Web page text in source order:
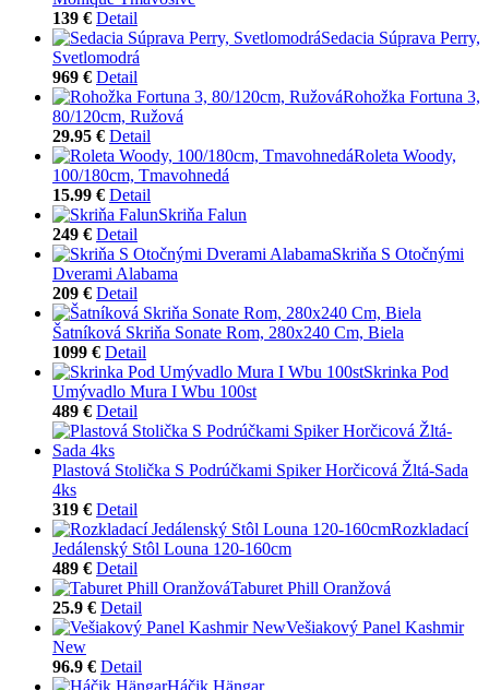
139 € Detail
Sedacia Súprava Perry,
Svetlomodrá
969 € Detail
Rohožka Fortuna 3,
80/120cm, Ružová
29.95 € Detail
Roleta Woody,
100/180cm, Tmavohnedá
15.99 € Detail
Skriňa Falun
249 € Detail
Skriňa S Otočnými
Dverami Alabama
209 € Detail
Šatníková Skriňa Sonate Rom, 280x240 Cm, Biela
1099 € Detail
Skrinka Pod
Umývadlo Mura I Wbu 100st
489 € Detail
Plastová Stolička S Podrúčkami Spiker Horčicová Žltá-Sada
4ks
319 € Detail
Rozkladací
Jedálenský Stôl Louna 120-160cm
489 € Detail
Taburet Phill Oranžová
25.9 € Detail
Vešiakový Panel Kashmir
New
96.9 € Detail
Háčik Hängar